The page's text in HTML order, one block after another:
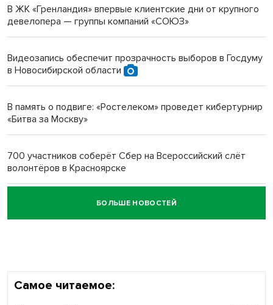
Новосибирский преподаватель с женой вошли в топ-16
В ЖК «Гренландия» впервые клиентские дни от крупного
девелопера — группы компаний «СОЮЗ»
Видеозапись обеспечит прозрачность выборов в Госдуму
в Новосибирской области
В память о подвиге: «Ростелеком» проведет кибертурнир
«Битва за Москву»
700 участников соберёт Сбер на Всероссийский слёт
волонтёров в Красноярске
Честный выбор: видеонаблюдение обеспечит
объективность результатов ЕДГ в Новосибирской
БОЛЬШЕ НОВОСТЕЙ
Самое читаемое: